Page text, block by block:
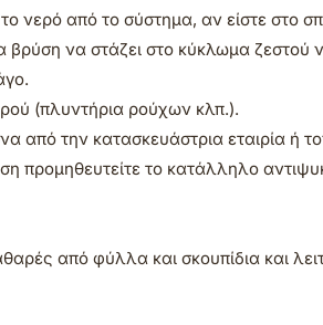
νερό από το σύστημα, αν είστε στο
βρύση να στάζει στο κύκλωμα ζεστού
(πλυντήρια ρούχων κλπ.).
από την κατασκευάστρια εταιρία ή
προμηθευτείτε το κατάλληλο
από φύλλα και σκουπίδια και